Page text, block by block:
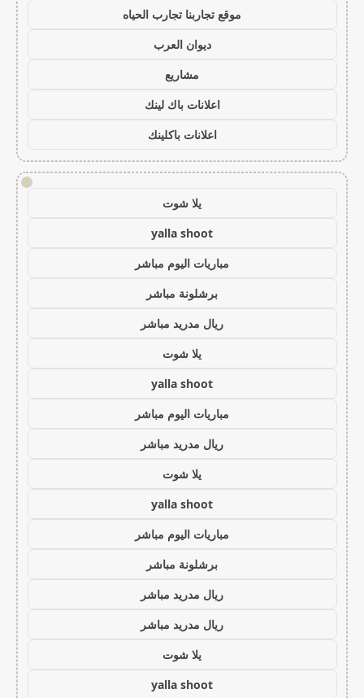
موقع تجاربنا تجارب الحياه
ديوان العرب
مشاريع
اعلانات باك لينك
اعلانات باكلينك
!
يلا شوت
yalla shoot
مباريات اليوم مباشر
برشلونة مباشر
ريال مدريد مباشر
يلا شوت
yalla shoot
مباريات اليوم مباشر
ريال مدريد مباشر
يلا شوت
yalla shoot
مباريات اليوم مباشر
برشلونة مباشر
ريال مدريد مباشر
ريال مدريد مباشر
يلا شوت
yalla shoot